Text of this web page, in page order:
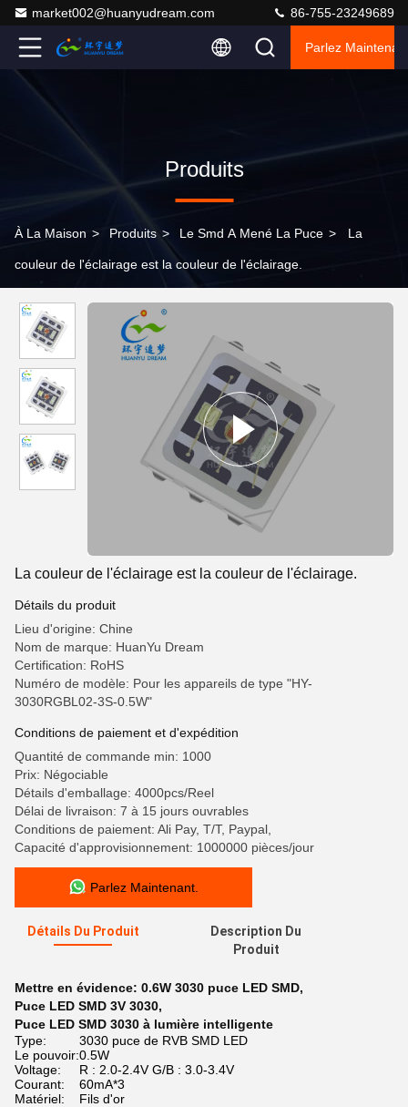
market002@huanyudream.com 86-755-23249689
Parlez
Produits
À La Maison > Produits > Le Smd A Mené La Puce > La
couleur de l'éclairage est la couleur de l'éclairage.
La couleur de l'éclairage est la couleur de l'éclairage.
Détails du produit
Lieu d'origine: Chine
Nom de marque: HuanYu Dream
Certification: RoHS
Numéro de modèle: Pour les appareils de type "HY-
3030RGBL02-3S-0.5W"
Conditions de paiement et d'expédition
Quantité de commande min: 1000
Prix: Négociable
Détails d'emballage: 4000pcs/Reel
Délai de livraison: 7 à 15 jours ouvrables
Conditions de paiement: Ali Pay, T/T, Paypal,
Capacité d'approvisionnement: 1000000 pièces/jour
Parlez Maintenant.
Détails Du Produit
Description Du
Produit
Mettre en évidence: 0.6W 3030 puce LED SMD,
Puce LED SMD 3V 3030,
Puce LED SMD 3030 à lumière intelligente
Type:
3030 puce de RVB SMD LED
Le pouvoir:0.5W
Voltage:
R : 2.0-2.4V G/B : 3.0-3.4V
Courant:
60mA*3
Matériel:
Fils d'or